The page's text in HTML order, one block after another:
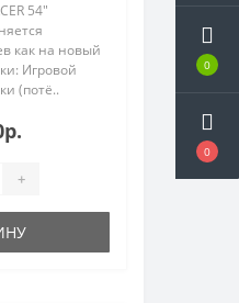
0
0
54"
как на новый
Игровой
(потё..
+